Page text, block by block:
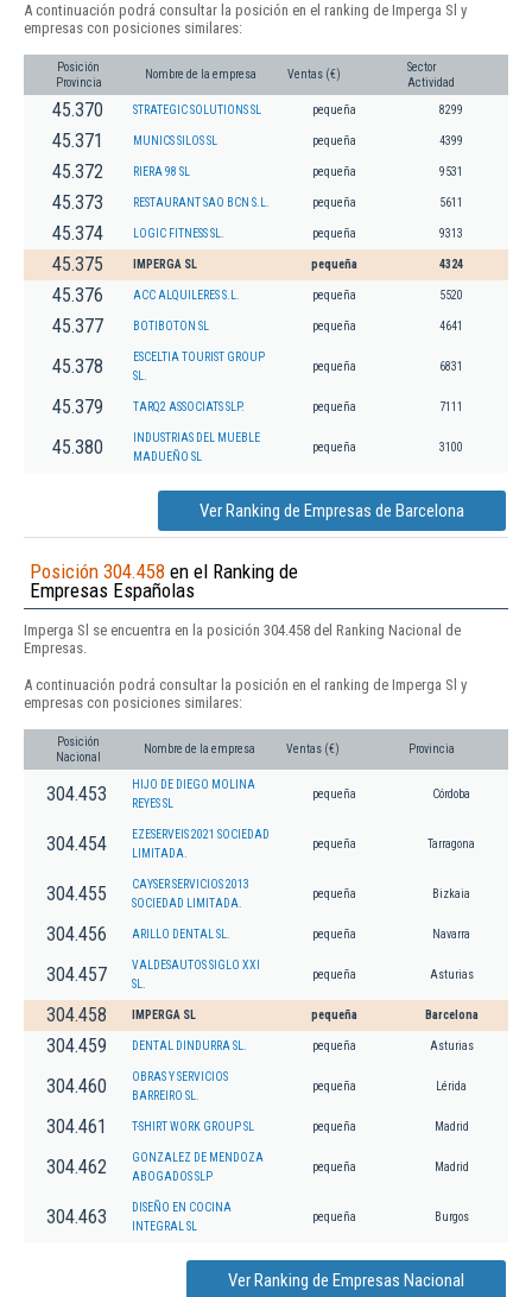
A continuación podrá consultar la posición en el ranking de Imperga Sl y
empresas con posiciones similares:
Posición
Provincia
Nombre de la empresa Ventas (€)
Sector
Actividad
45.370 STRATEGIC SOLUTIONS SL pequeña 8299
45.371 MUNICS SILOS SL pequeña 4399
45.372 RIERA 98 SL pequeña 9531
45.373 RESTAURANT SAO BCN S.L. pequeña 5611
45.374 LOGIC FITNESS SL. pequeña 9313
45.375 IMPERGA SL pequeña 4324
45.376 ACC ALQUILERES S.L. pequeña 5520
45.377 BOTIBOTON SL pequeña 4641
45.378
ESCELTIA TOURIST GROUP
SL.
pequeña 6831
45.379 TARQ2 ASSOCIATS SLP. pequeña 7111
45.380
INDUSTRIAS DEL MUEBLE
MADUEÑO SL
pequeña 3100
Ver Ranking de Empresas de Barcelona
Posición 304.458 en el Ranking de
Empresas Españolas
Imperga Sl se encuentra en la posición 304.458 del Ranking Nacional de
Empresas.
A continuación podrá consultar la posición en el ranking de Imperga Sl y
empresas con posiciones similares:
Posición
Nacional
Nombre de la empresa Ventas (€) Provincia
304.453
HIJO DE DIEGO MOLINA
REYES SL
pequeña Córdoba
304.454
EZESERVEIS 2021 SOCIEDAD
LIMITADA.
pequeña Tarragona
304.455
CAYSER SERVICIOS 2013
SOCIEDAD LIMITADA.
pequeña Bizkaia
304.456 ARILLO DENTAL SL. pequeña Navarra
304.457
VALDESAUTOS SIGLO XXI
SL.
pequeña Asturias
304.458 IMPERGA SL pequeña Barcelona
304.459 DENTAL DINDURRA SL. pequeña Asturias
304.460
OBRAS Y SERVICIOS
BARREIRO SL.
pequeña Lérida
304.461 T-SHIRT WORK GROUP SL pequeña Madrid
304.462
GONZALEZ DE MENDOZA
ABOGADOS SLP
pequeña Madrid
304.463
DISEÑO EN COCINA
INTEGRAL SL
pequeña Burgos
Ver Ranking de Empresas Nacional